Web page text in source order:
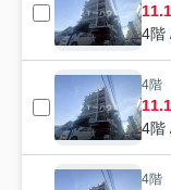
4階
4階
4階
4階